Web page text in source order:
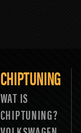
CHIPTUNING
WAT IS
CHIPTUNING?